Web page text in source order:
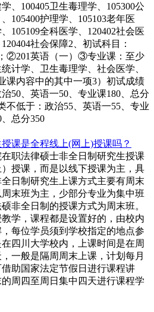
、100405卫生毒理学、105300公
105400护理学、105103老年医
105109全科医学、120402社会医
社会保障2、初试科目：
②201英语（一）③专业课：至少
计学、卫生毒理学、社会医学、
课内容中的其中一项3）初试成绩
50、英语一50、专业课180、总分
不低于：政治55、英语一55、专业
总分350
课是全程线上(网上)授课吗？
职法律硕士非全日制研究生授课
授课，而是以线下授课为主，具
日制研究生上课方式主要有周末
末班为主，少部分专业为集中班
非全日制的授课方式为周末班。
学，课程都是设置好的，由校内
每位学员须到学校指定的地点参
四川大学校内，上课时间是在周
一般是隔周周末上课，计划每月
借助国家法定节假日进行课程讲
周四至周日集中四天进行课程学